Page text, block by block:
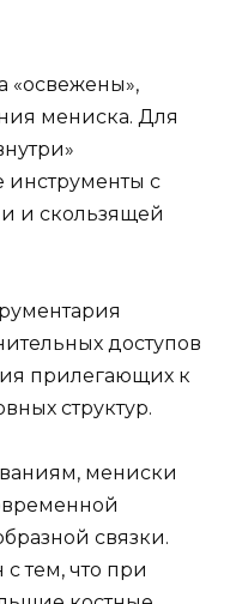
«освежены»,
мениска. Для
инструменты с
и скользящей
доступов
прилегающих к
структур.
мениски
связки.
с тем, что при